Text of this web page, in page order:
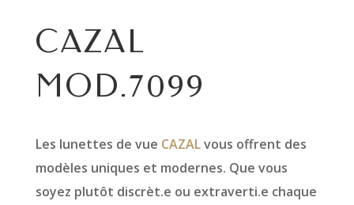
CAZAL
MOD.7099
Les lunettes de vue CAZALvous offrent des
modèles uniques et modernes. Que vous
soyez plutôt discrèt.e ou extraverti.e chaque